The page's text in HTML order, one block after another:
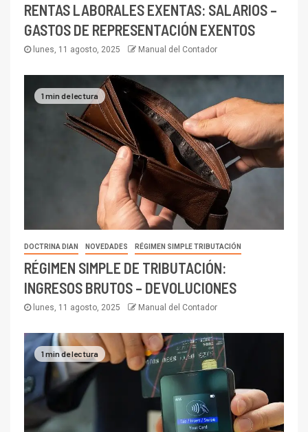
RENTAS LABORALES EXENTAS: SALARIOS –
GASTOS DE REPRESENTACIÓN EXENTOS
lunes, 11 agosto, 2025 Manual del Contador
1 min de lectura
DOCTRINA DIAN NOVEDADES RÉGIMEN SIMPLE TRIBUTACIÓN
RÉGIMEN SIMPLE DE TRIBUTACIÓN:
INGRESOS BRUTOS – DEVOLUCIONES
lunes, 11 agosto, 2025 Manual del Contador
1 min de lectura